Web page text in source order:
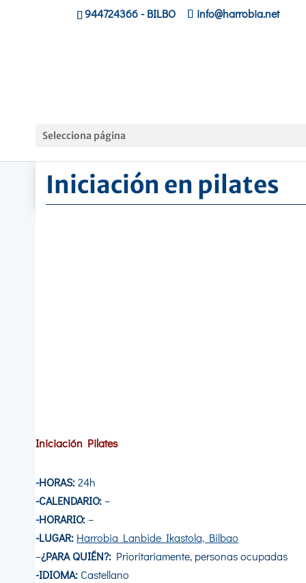
944724366- BILBO info@harrobia.net
Selecciona página
Iniciación en pilates
Iniciación Pilates
-HORAS:24h
-CALENDARIO:–
-HORARIO:–
-LUGAR: Harrobia Lanbide Ikastola, Bilbao
–¿PARA QUIÉN?: Prioritariamente, personas ocupadas
-IDIOMA:Castellano